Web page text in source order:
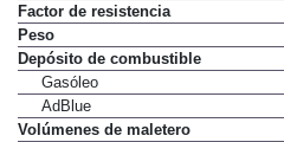
Factor de resistencia
Peso
Depósito de combustible
Gasóleo
AdBlue
Volúmenes de maletero